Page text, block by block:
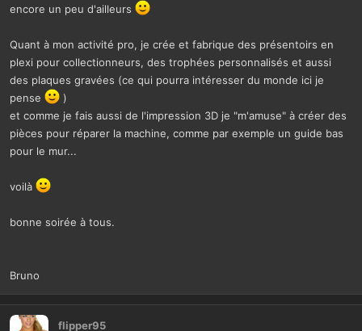
encore un peu d'ailleurs
Quant à mon activité pro, je crée et fabrique des présentoirs en
plexi pour collectionneurs, des trophées personnalisés et aussi
des plaques gravées (ce qui pourra intéresser du monde ici je
pense
)
et comme je fais aussi de l'impression 3D je "m'amuse" à créer des
pièces pour réparer la machine, comme par exemple un guide bas
pour le mur...
voilà
bonne soirée à tous.
Bruno
flipper95